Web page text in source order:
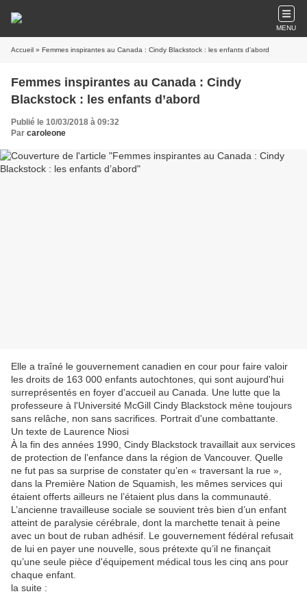
MENU
Accueil » Femmes inspirantes au Canada : Cindy Blackstock : les enfants d’abord
Femmes inspirantes au Canada : Cindy
Blackstock : les enfants d’abord
Publié le 10/03/2018 à 09:32
Par caroleone
Elle a traîné le gouvernement canadien en cour pour faire valoir
les droits de 163 000 enfants autochtones, qui sont aujourd'hui
surreprésentés en foyer d'accueil au Canada. Une lutte que la
professeure à l'Université McGill Cindy Blackstock mène toujours
sans relâche, non sans sacrifices. Portrait d'une combattante.
Un texte de Laurence Niosi
À la fin des années 1990, Cindy Blackstock travaillait aux services
de protection de l’enfance dans la région de Vancouver. Quelle
ne fut pas sa surprise de constater qu’en « traversant la rue »,
dans la Première Nation de Squamish, les mêmes services qui
étaient offerts ailleurs ne l’étaient plus dans la communauté.
L’ancienne travailleuse sociale se souvient très bien d’un enfant
atteint de paralysie cérébrale, dont la marchette tenait à peine
avec un bout de ruban adhésif. Le gouvernement fédéral refusait
de lui en payer une nouvelle, sous prétexte qu’il ne finançait
qu’une seule pièce d'équipement médical tous les cinq ans pour
chaque enfant.
la suite :